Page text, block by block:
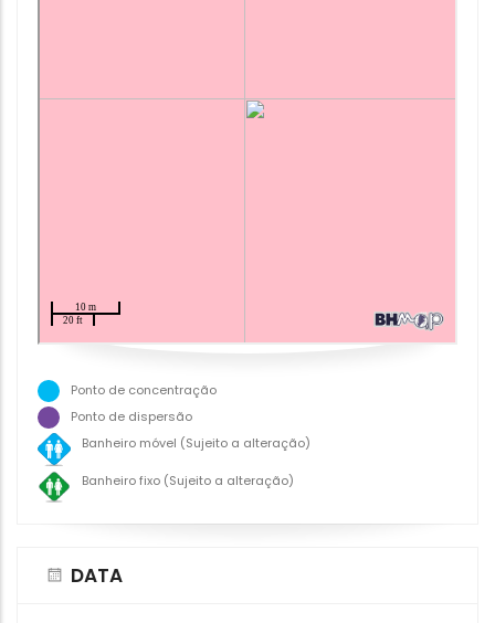
Ponto de concentração
Ponto de dispersão
Banheiro móvel (Sujeito a alteração)
Banheiro fixo (Sujeito a alteração)
DATA